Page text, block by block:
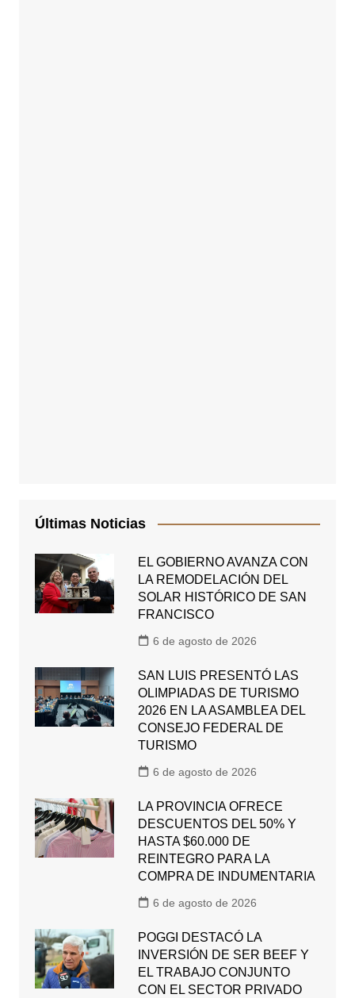
Últimas Noticias
EL GOBIERNO AVANZA CON
LA REMODELACIÓN DEL
SOLAR HISTÓRICO DE SAN
FRANCISCO
6 de agosto de 2026
SAN LUIS PRESENTÓ LAS
OLIMPIADAS DE TURISMO
2026 EN LA ASAMBLEA DEL
CONSEJO FEDERAL DE
TURISMO
6 de agosto de 2026
LA PROVINCIA OFRECE
DESCUENTOS DEL 50% Y
HASTA $60.000 DE
REINTEGRO PARA LA
COMPRA DE INDUMENTARIA
6 de agosto de 2026
POGGI DESTACÓ LA
INVERSIÓN DE SER BEEF Y
EL TRABAJO CONJUNTO
CON EL SECTOR PRIVADO